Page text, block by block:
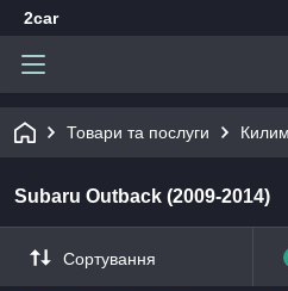
2car
Товари та послуги
Subaru Outback (2009-2014)
Сортування